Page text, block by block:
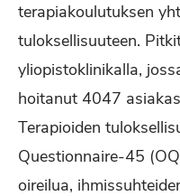
terapiakoulutuksen
tuloksellisuuteen.
yliopistoklinikalla,
hoitanut 4047
Terapioiden
Questionnaire-45
oireilua,